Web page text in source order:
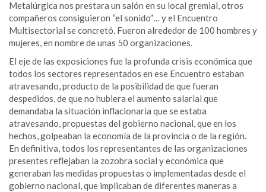
Metalúrgica nos prestara un salón en su local gremial, otros
compañeros consiguieron “el sonido”… y el Encuentro
Multisectorial se concretó. Fueron alrededor de 100 hombres y
mujeres, en nombre de unas 50 organizaciones.
El eje de las exposiciones fue la profunda crisis económica que
todos los sectores representados en ese Encuentro estaban
atravesando, producto de la posibilidad de que fueran
despedidos, de que no hubiera el aumento salarial que
demandaba la situación inflacionaria que se estaba
atravesando, propuestas del gobierno nacional, que en los
hechos, golpeaban la economía de la provincia o de la región.
En definitiva, todos los representantes de las organizaciones
presentes reflejaban la zozobra social y económica que
generaban las medidas propuestas o implementadas desde el
gobierno nacional, que implicaban de diferentes maneras a